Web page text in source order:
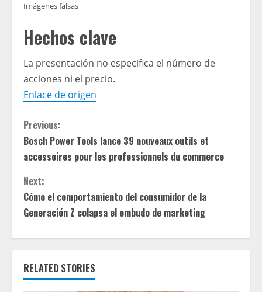
Imágenes falsas
Hechos clave
La presentación no especifica el número de
acciones ni el precio.
Enlace de origen
C
o
n
t
u
Previous:
Bosch Power Tools lance 39 nouveaux outils et
accessoires pour les professionnels du commerce
Next:
Cómo el comportamiento del consumidor de la
Generación Z colapsa el embudo de marketing
RELATED STORIES